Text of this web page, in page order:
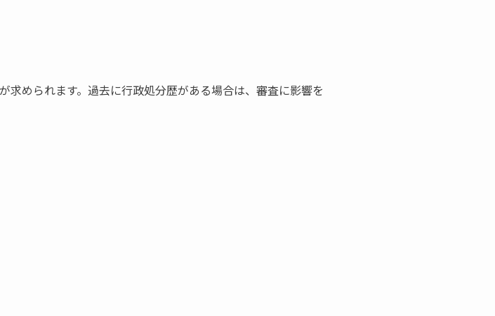
められます。過去に行政処分歴がある場合は、審査に影響を